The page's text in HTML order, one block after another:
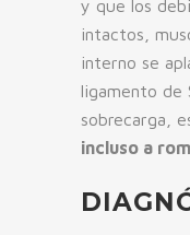
y que los
intactos,
interno se
ligamento de
sobrecarga,
incluso a